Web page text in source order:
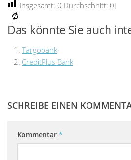
[Insgesamt: 0 Durchschnitt: 0]
Das könnte Sie auch
Targobank
CreditPlus Bank
SCHREIBE EINEN
Kommentar *